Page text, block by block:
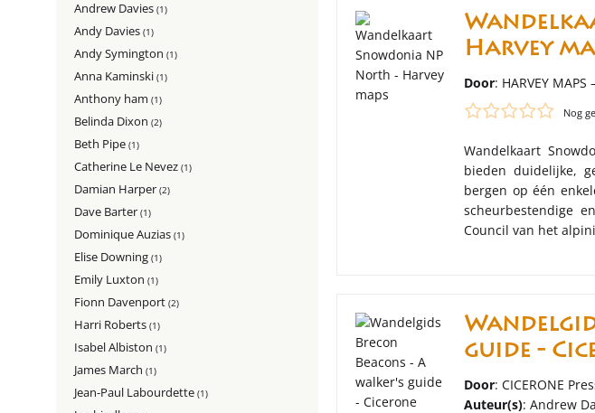
Andrew Davies (1)
Andy Davies (1)
Andy Symington (1)
Anna Kaminski (1)
Anthony ham (1)
Belinda Dixon (2)
Beth Pipe (1)
Catherine Le Nevez (1)
Damian Harper (2)
Dave Barter (1)
Dominique Auzias (1)
Elise Downing (1)
Emily Luxton (1)
Fionn Davenport (2)
Harri Roberts (1)
Isabel Albiston (1)
James March (1)
Jean-Paul Labourdette (1)
Harvey
Door: HARVEY MAPS
Nog
Wandelkaart
bieden duidelijke,
bergen op één
scheurbestendige
Council van het
guide -
Door: CICERONE
Auteur(s): Andrew